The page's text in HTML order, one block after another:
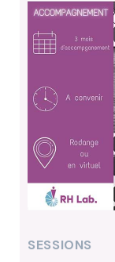
SESSIONS